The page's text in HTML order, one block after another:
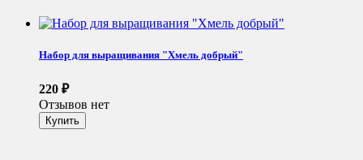
Набор для выращивания "Хмель добрый"
220 ₽
Отзывов нет